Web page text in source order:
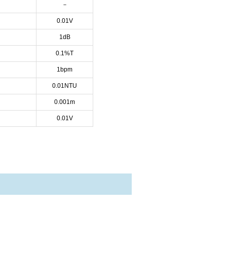
－
0.01V
1dB
0.1%T
1bpm
0.01NTU
0.001m
0.01V